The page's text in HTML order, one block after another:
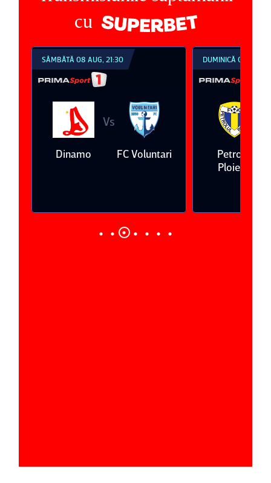
cu
SÂMBĂTĂ 08 AUG, 21:30
Dinamo
Vs
FC Voluntari
DUMINICĂ 09 AUG,
Petrolul
Ploieşti